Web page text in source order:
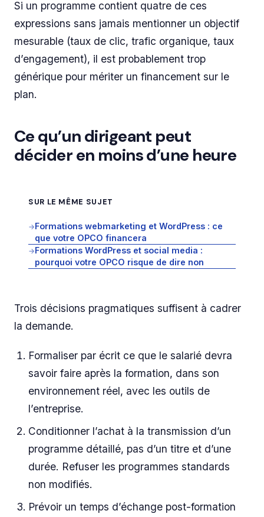
Si un programme contient quatre de ces
expressions sans jamais mentionner un objectif
mesurable (taux de clic, trafic organique, taux
d’engagement), il est probablement trop
générique pour mériter un financement sur le
plan.
Ce qu’un dirigeant peut
décider en moins d’une heure
SUR LE MÊME SUJET
→Formations webmarketing et WordPress : ce
que votre OPCO financera
→Formations WordPress et social media :
pourquoi votre OPCO risque de dire non
Trois décisions pragmatiques suffisent à cadrer
la demande.
Formaliser par écrit ce que le salarié devra
savoir faire après la formation, dans son
environnement réel, avec les outils de
l’entreprise.
Conditionner l’achat à la transmission d’un
programme détaillé, pas d’un titre et d’une
durée. Refuser les programmes standards
non modifiés.
Prévoir un temps d’échange post-formation